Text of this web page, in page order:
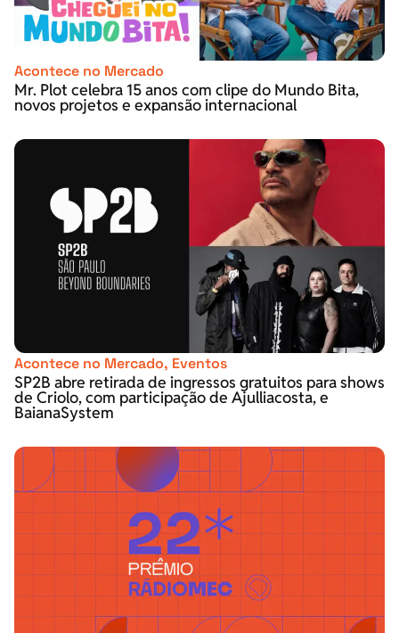
Acontece no Mercado
Mr. Plot celebra 15 anos com clipe do Mundo Bita,
novos projetos e expansão internacional
Acontece no Mercado, Eventos
SP2B abre retirada de ingressos gratuitos para shows
de Criolo, com participação de Ajulliacosta, e
BaianaSystem